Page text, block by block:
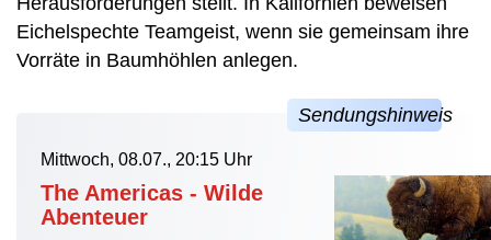
Eichelspechte Teamgeist, wenn sie gemeinsam ihre
Vorräte in Baumhöhlen anlegen.
Mittwoch, 08.07., 20:15 Uhr
The Americas - Wilde
Abenteuer